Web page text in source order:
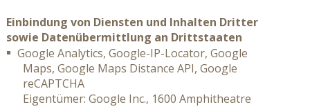
Einbindung von Diensten und Inhalten Dritter
sowie Datenübermittlung an Drittstaaten
Google Analytics, Google-IP-Locator, Google
Maps, Google Maps Distance API, Google
reCAPTCHA
Eigentümer: Google Inc., 1600 Amphitheatre